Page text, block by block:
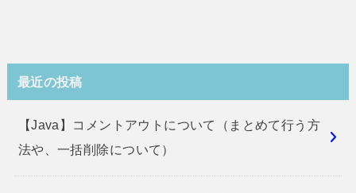
最近の投稿
【Java】コメントアウトについて（まとめて行う方
法や、一括削除について）